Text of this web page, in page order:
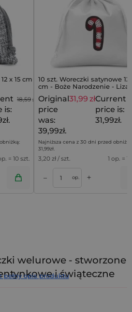
x 15 cm -
18,59 zł
is:
= 10 szt.
10 szt. Woreczki satynowe 12
cm - Boże Narodzenie -
Original
price
was:
39,99zł.
31,99 złCurrent
price is:
31,99zł.
Najniższa cena z 30 dni przed
31,99zł.
3,20 zł / szt. 1 op. =
– op. +
koszyka
welurowe - stworzone
i świąteczne
welurowych
pełny opis produktu